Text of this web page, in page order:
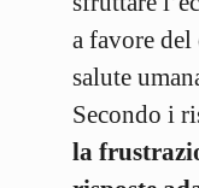
a favore
salute
Secondo i
la